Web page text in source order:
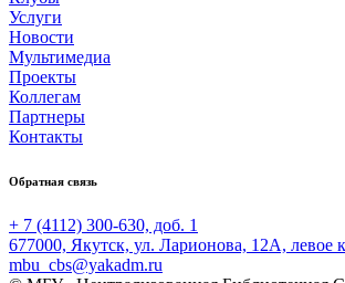
Услуги
Новости
Мультимедиа
Проекты
Коллегам
Партнеры
Контакты
Обратная связь
+ 7 (4112) 300-630, доб. 1
677000, Якутск, ул. Ларионова, 12А, левое
mbu_cbs@yakadm.ru